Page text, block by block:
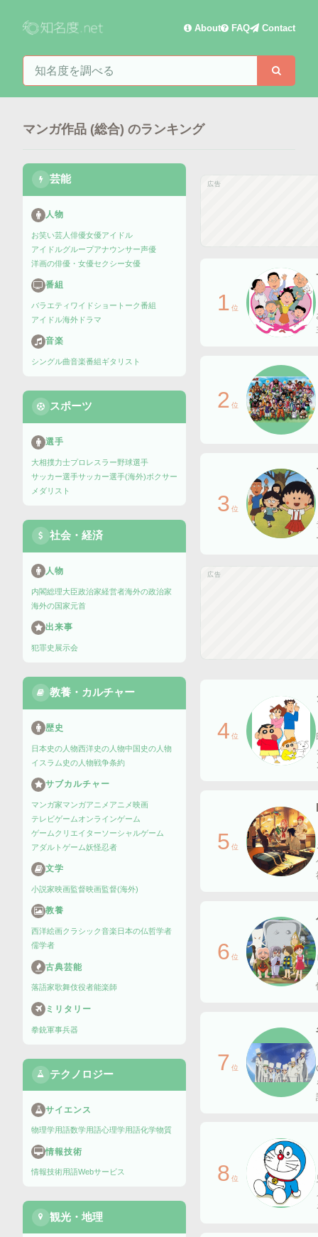
About FAQ Contact
知名度を検索
マンガ作品 (総合) のランキング
芸能
人物
お笑い芸人 俳優女優アイドル
アイドルグループアナウンサー声優
洋画の俳優・女優セクシー女優
番組
バラエティ ワイドショー トーク番組
アイドル海外ドラマ
音楽
シングル曲音楽番組ギタリスト
スポーツ
選手
大相撲力士プロレスラー野球選手
サッカー選手サッカー選手(海外)ボクサー
メダリスト
社会・経済
人物
内閣総理大臣政治家経営者海外の政治家
海外の国家元首
出来事
犯罪史 展示会
教養・カルチャー
歴史
日本史の人物西洋史の人物中国史の人物
イスラム史の人物戦争条約
サブカルチャー
マンガ家マンガアニメ アニメ映画
テレビゲームオンラインゲーム
ゲームクリエイターソーシャルゲーム
アダルトゲーム妖怪忍者
文学
小説家映画監督映画監督(海外)
教養
西洋絵画クラシック音楽 日本の仏哲学者
儒学者
古典芸能
落語家歌舞伎役者能楽師
ミリタリー
拳銃軍事兵器
テクノロジー
サイエンス
物理学用語数学用語心理学用語化学物質
情報技術
情報技術用語Webサービス
観光・地理
広告
1 位
2 位
3 位
広告
4 位
5 位
6 位
7 位
8 位